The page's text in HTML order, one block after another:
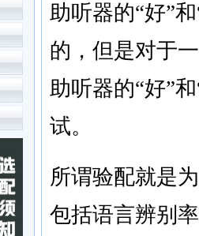
助听器的“好”
的，但是对于
助听器的“好”
试。
所谓验配就是
包括语言辨别